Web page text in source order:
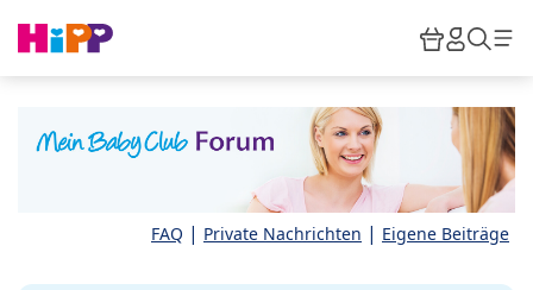
HiPP
FAQ | Private Nachrichten | Eigene Beiträge